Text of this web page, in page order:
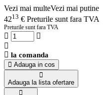
Vezi mai multeVezi mai putine
4213 € Preturile sunt fara TVA
Preturile sunt fara TVA
la comanda
Adauga in cos
Adauga la lista ofertare